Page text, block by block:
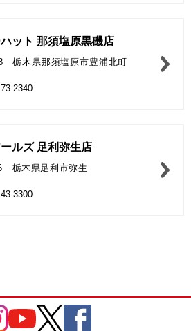
ット 那須塩原黒磯店
栃木県那須塩原市豊浦北町
2340
ルズ 足利弥生店
栃木県足利市弥生
3300